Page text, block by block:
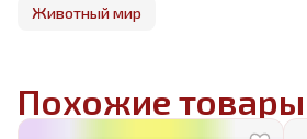
Животный мир
Похожие товары